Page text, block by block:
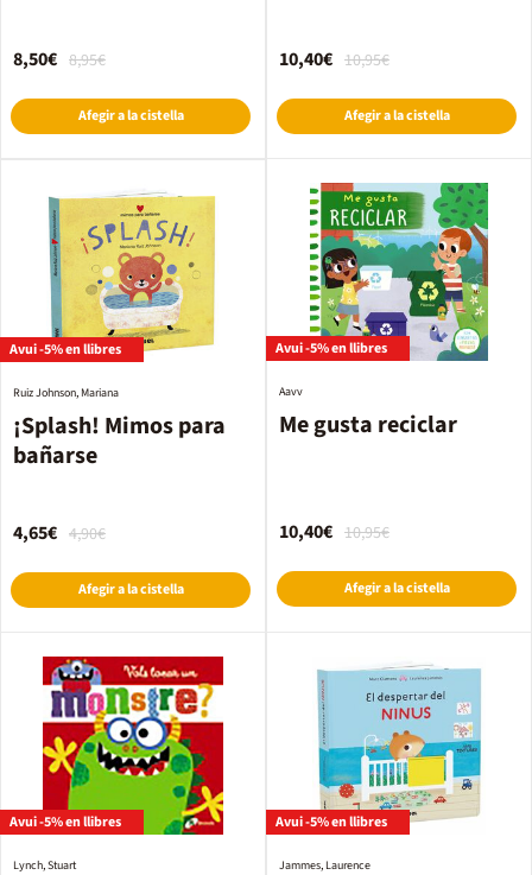
8,95€
8,50€
Afegir a la cistella
10,95€
10,40€
Afegir a la cistella
Avui -5% en llibres
¡Splash! Mimos para
bañarse
Ruiz Johnson, Mariana
4,90€
4,65€
Afegir a la cistella
Avui -5% en llibres
Me gusta reciclar
Aavv
10,95€
10,40€
Afegir a la cistella
Avui -5% en llibres
Lynch, Stuart
Avui -5% en llibres
Jammes, Laurence